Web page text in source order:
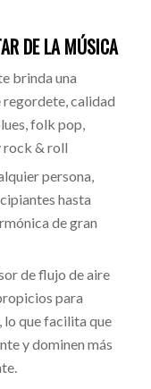
DE LA MÚSICA
brinda una
calidad
folk pop,
rock & roll
persona,
hasta
de gran
de flujo de aire
para
lo que facilita que
y dominen más